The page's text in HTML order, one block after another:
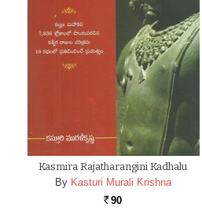
Kasmira Rajatharangini Kadhalu
By Kasturi Murali Krishna
Rs. 90